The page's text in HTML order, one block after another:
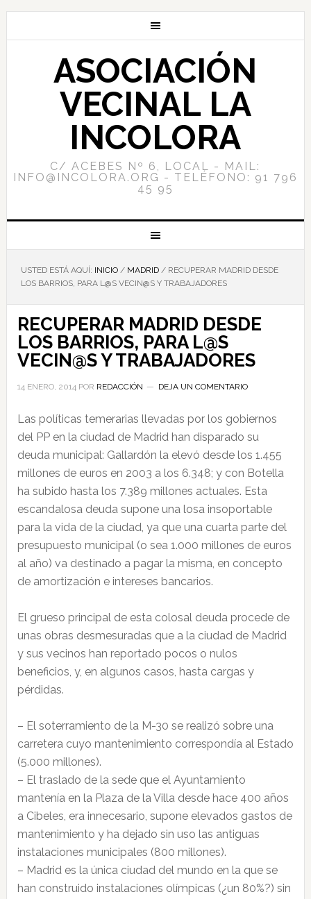
ASOCIACIÓN
VECINAL LA
INCOLORA
C/ ACEBES Nº 6, LOCAL - MAIL:
INFO@INCOLORA.ORG - TELÉFONO: 91 796
45 95
USTED ESTÁ AQUÍ: INICIO / MADRID /RECUPERAR MADRID DESDE
LOS BARRIOS, PARA L@S VECIN@S Y TRABAJADORES
RECUPERAR MADRID DESDE
LOS BARRIOS, PARA L@S
VECIN@S Y TRABAJADORES
14 ENERO, 2014POR REDACCIÓN DEJA UN COMENTARIO
Las políticas temerarias llevadas por los gobiernos
del PP en la ciudad de Madrid han disparado su
deuda municipal: Gallardón la elevó desde los 1.455
millones de euros en 2003 a los 6.348; y con Botella
ha subido hasta los 7.389 millones actuales. Esta
escandalosa deuda supone una losa insoportable
para la vida de la ciudad, ya que una cuarta parte del
presupuesto municipal (o sea 1.000 millones de euros
al año) va destinado a pagar la misma, en concepto
de amortización e intereses bancarios.
El grueso principal de esta colosal deuda procede de
unas obras desmesuradas que a la ciudad de Madrid
y sus vecinos han reportado pocos o nulos
beneficios, y, en algunos casos, hasta cargas y
pérdidas.
– El soterramiento de la M-30 se realizó sobre una
carretera cuyo mantenimiento correspondía al Estado
(5.000 millones).
– El traslado de la sede que el Ayuntamiento
mantenía en la Plaza de la Villa desde hace 400 años
a Cibeles, era innecesario, supone elevados gastos de
mantenimiento y ha dejado sin uso las antiguas
instalaciones municipales (800 millones).
– Madrid es la única ciudad del mundo en la que se
han construido instalaciones olímpicas (¿un 80%?) sin